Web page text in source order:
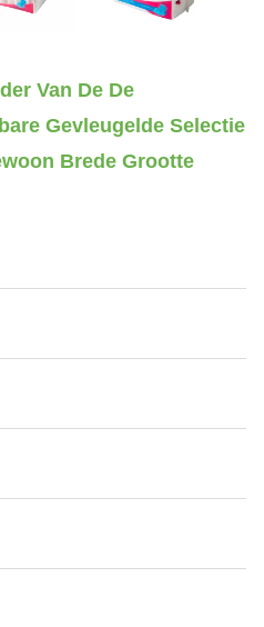
Van De De
Gevleugelde Selectie
Brede Grootte